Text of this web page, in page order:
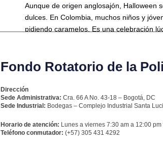
Aunque de origen anglosajón, Halloween
dulces. En Colombia, muchos niños y
pidiendo caramelos. Es una celebración
Fondo Rotatorio de la
Dirección
Sede Administrativa: Cra. 66 A No. 43-18 – Bogotá, DC
Sede Industrial: Bodegas – Complejo Industrial Santa
Horario de atención: Lunes a viernes 7:30 am a 12:00
Teléfono conmutador: (+57) 305 431 4292